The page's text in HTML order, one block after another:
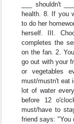
___ shouldn't
health. 8. If you
to do her
herself. III.
completes the
on the fan. 2.
go out with your
or vegetables
must/mustn't eat
lot of water
before 12
must/have to
friend says: "You